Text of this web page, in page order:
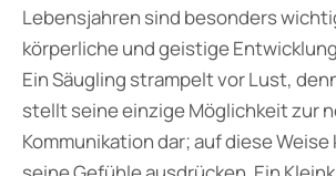
Lebensjahren sind besonders
körperliche und geistige
Ein Säugling strampelt vor Lust,
stellt seine einzige Möglichkeit zur
Kommunikation dar; auf diese Weise